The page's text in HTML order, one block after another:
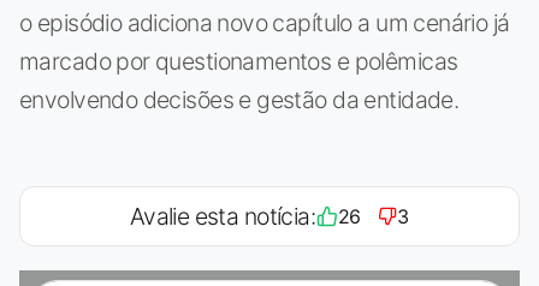
o episódio adiciona novo capítulo a um cenário já
marcado por questionamentos e polêmicas
envolvendo decisões e gestão da entidade.
Avalie esta notícia: 26 3